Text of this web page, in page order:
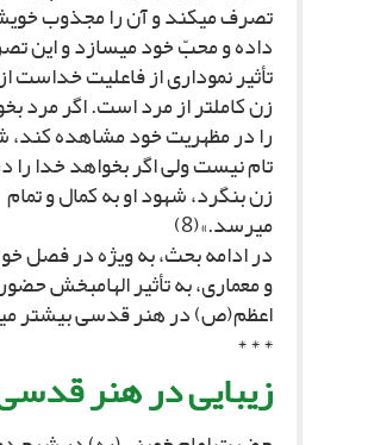
تصرف مى‏کند و آن را مجذوب
داده و محبّ خود مى‏سازد و این
تأثیر نمودارى از فاعلیت خداست
زن کامل‏تر از مرد است. اگر مرد
را در مظهریت خود مشاهده کند،
تام نیست ولى اگر بخواهد خدا را
زن بنگرد، شهود او به کمال و تمام
مى‏رسد.»(8)
در ادامه بحث، به ویژه در فصل
و معمارى، به تأثیر الهام‏بخش
اعظم(ص) در هنر قدسى بیشتر
* * *
زیبایى در هنر